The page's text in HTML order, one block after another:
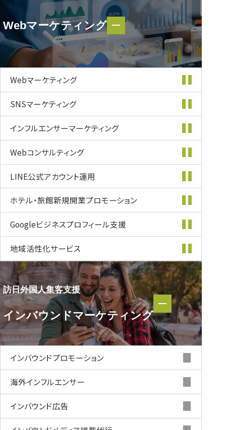
Webマーケティング
Webマーケティング
Webマーケティング
SNSマーケティング
インフルエンサーマーケティング
Webコンサルティング
LINE公式アカウント運用
ホテル・旅館新規開業プロモーション
Googleビジネスプロフィール支援
地域活性化サービス
訪日外国人集客支援
インバウンド
マーケティング
訪日外国人集客支援
インバウンドマーケティング
インバウンドプロモーション
海外インフルエンサー
インバウンド広告